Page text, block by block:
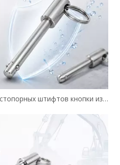
Коррозионная стойкость стопорных штифтов кнопки из нержавеющей стали